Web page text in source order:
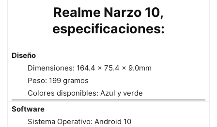
Realme Narzo 10,
especificaciones:
Diseño
Dimensiones: 164.4 x 75.4 x 9.0mm
Peso: 199 gramos
Colores disponibles: Azul y verde
Software
Sistema Operativo: Android 10